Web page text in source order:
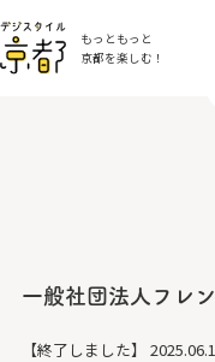
もっともっと
京都を楽しむ！
一般社団法人フレ
【終了しました】